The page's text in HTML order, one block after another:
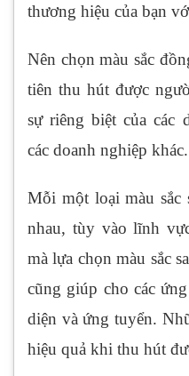
thương hiệu của bạn
Nên chọn màu sắc
tiên thu hút được
sự riêng biệt của các
các doanh nghiệp khác.
Mỗi một loại màu sắc
nhau, tùy vào lĩnh
mà lựa chọn màu sắc
cũng giúp cho các
diện và ứng tuyển.
hiệu quả khi thu hút